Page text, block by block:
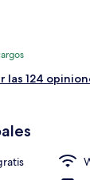
las 124